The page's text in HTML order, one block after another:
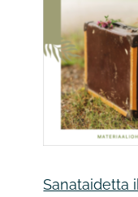
Sanataidetta